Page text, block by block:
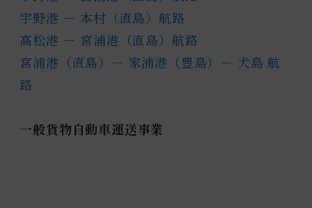
宇野港 － 本村（直島）航路
高松港 － 宮浦港（直島）航路
宮浦港（直島）－ 家浦港（豊島）－ 犬島 航
路
一般貨物自動車運送事業